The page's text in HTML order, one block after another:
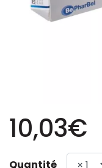
10,03€
Quantité